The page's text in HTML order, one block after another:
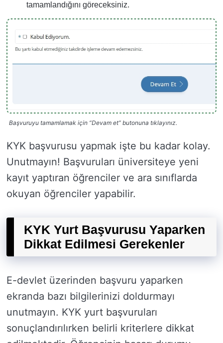
tamamlandığını göreceksiniz.
Başvuruyu tamamlamak için “Devam et” butonuna tıklayınız.
KYK başvurusu yapmak işte bu kadar kolay.
Unutmayın! Başvuruları üniversiteye yeni
kayıt yaptıran öğrenciler ve ara sınıflarda
okuyan öğrenciler yapabilir.
KYK Yurt Başvurusu Yaparken
Dikkat Edilmesi Gerekenler
E-devlet üzerinden başvuru yaparken
ekranda bazı bilgilerinizi doldurmayı
unutmayın. KYK yurt başvuruları
sonuçlandırılırken belirli kriterlere dikkat